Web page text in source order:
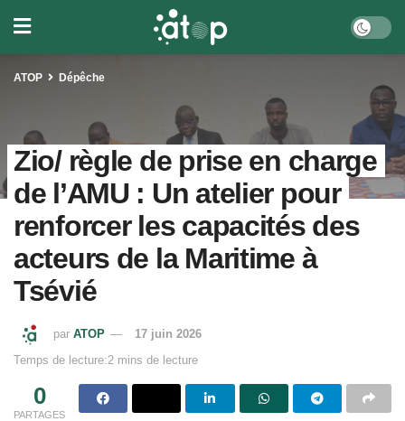
ATOP Dépêche
Zio/ règle de prise en charge
de l’AMU : Un atelier pour
renforcer les capacités des
acteurs de la Maritime à
Tsévié
par ATOP
17 juin 2026
Temps de lecture:2 mins de lecture
0
PARTAGES